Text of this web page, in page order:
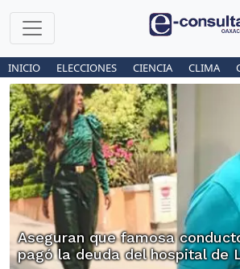
INICIO ELECCIONES CIENCIA CLIMA
Aseguran que famosa
pagó la deuda del hospital de